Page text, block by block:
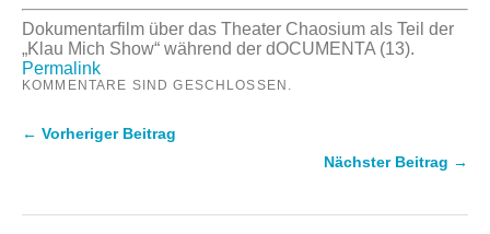
Dokumentarfilm über das Theater Chaosium als Teil der
„Klau Mich Show“ während der dOCUMENTA (13).
Permalink
KOMMENTARE SIND GESCHLOSSEN.
← Vorheriger Beitrag
Nächster Beitrag →